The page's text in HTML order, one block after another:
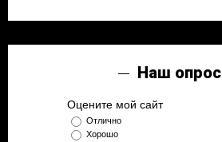
Наш опрос
Оцените мой сайт
Отлично
Хорошо